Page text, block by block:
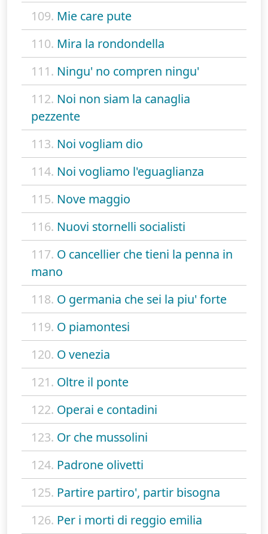
109. Mie care pute
110. Mira la rondondella
111. Ningu' no compren ningu'
112. Noi non siam la canaglia
pezzente
113. Noi vogliam dio
114. Noi vogliamo l'eguaglianza
115. Nove maggio
116. Nuovi stornelli socialisti
117. O cancellier che tieni la penna in
mano
118. O germania che sei la piu' forte
119. O piamontesi
120. O venezia
121. Oltre il ponte
122. Operai e contadini
123. Or che mussolini
124. Padrone olivetti
125. Partire partiro', partir bisogna
126. Per i morti di reggio emilia